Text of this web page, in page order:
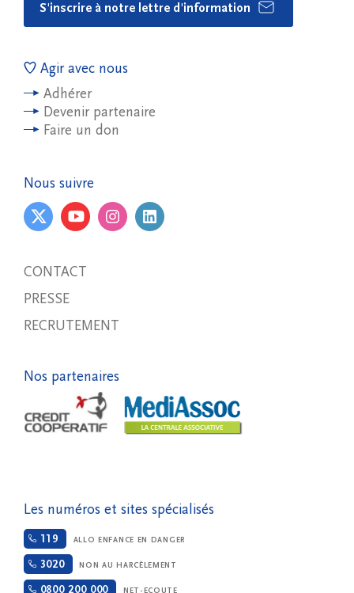
S'inscrire à notre lettre d'information
Agir avec nous
Adhérer
Devenir partenaire
Faire un don
Nous suivre
CONTACT
PRESSE
RECRUTEMENT
Nos partenaires
Les numéros et sites spécialisés
119 ALLO ENFANCE EN DANGER
3020 NON AU HARCÈLEMENT
0800 200 000 NET-ECOUTE